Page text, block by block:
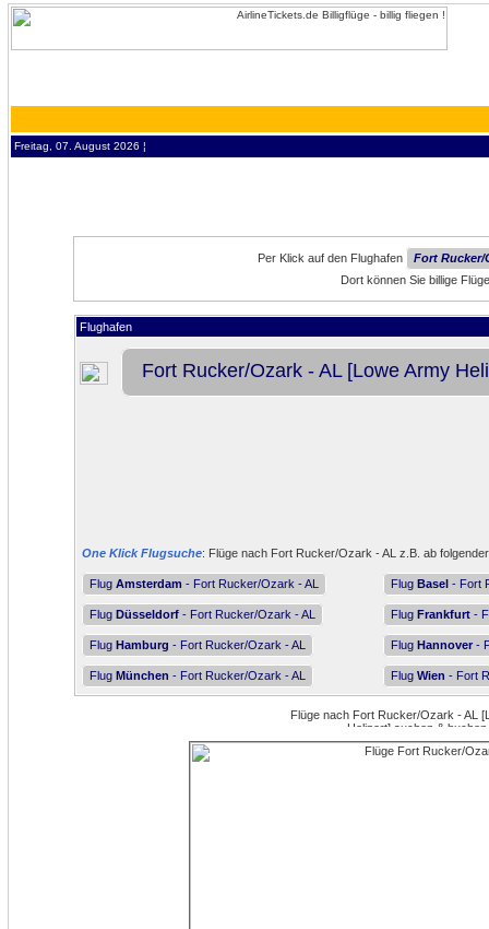
Freitag, 07. August 2026 ¦
Per Klick auf den Flughafen
Fort Rucker/
Dort können Sie billige
Flughafen
Fort Rucker/Ozark - AL [Lowe Army
One Klick Flugsuche: Flüge nach Fort Rucker/Ozark - AL z.B. ab
Flug Amsterdam - Fort Rucker/Ozark - AL Flug Basel - Fort
Flug Düsseldorf - Fort Rucker/Ozark - AL Flug Frankfurt -
Flug Hamburg - Fort Rucker/Ozark - AL Flug Hannover -
Flug München - Fort Rucker/Ozark - AL Flug Wien - Fort